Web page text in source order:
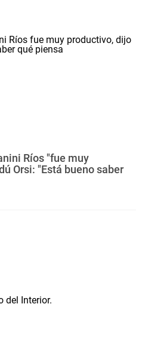
Ríos "fue muy
Orsi: "Está bueno saber